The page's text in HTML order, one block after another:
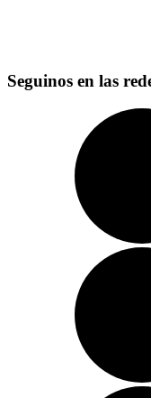
Seguinos en las